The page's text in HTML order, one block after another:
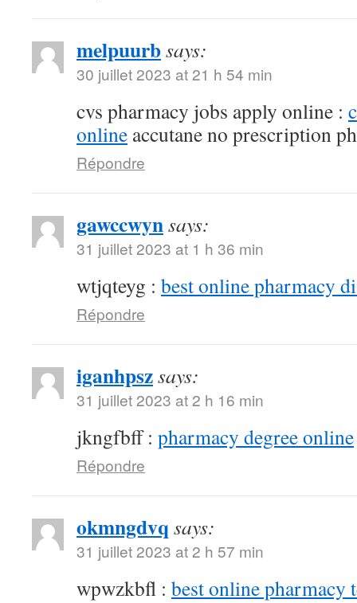
melpuurbsays:
30 juillet 2023 at 21 h 54 min
cvs pharmacy jobs apply online :
online accutane no prescription
Répondre
gawccwynsays:
31 juillet 2023 at 1 h 36 min
wtjqteyg : best online pharmacy
Répondre
iganhpszsays:
31 juillet 2023 at 2 h 16 min
jkngfbff : pharmacy degree online
Répondre
okmngdvq says:
31 juillet 2023 at 2 h 57 min
wpwzkbfl : best online pharmacy